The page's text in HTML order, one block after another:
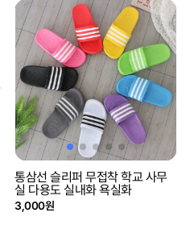
통삼선 슬리퍼 무접착 학교 사무
실 다용도 실내화 욕실화
3,000원